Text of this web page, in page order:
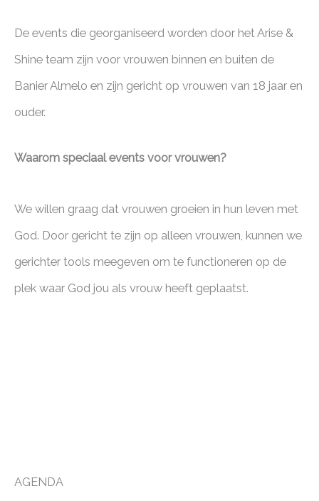
De events die georganiseerd worden door het Arise &
Shine team zijn voor vrouwen binnen en buiten de
Banier Almelo en zijn gericht op vrouwen van 18 jaar en
ouder.
Waarom speciaal events voor vrouwen?
We willen graag dat vrouwen groeien in hun leven met
God. Door gericht te zijn op alleen vrouwen, kunnen we
gerichter tools meegeven om te functioneren op de
plek waar God jou als vrouw heeft geplaatst.
AGENDA